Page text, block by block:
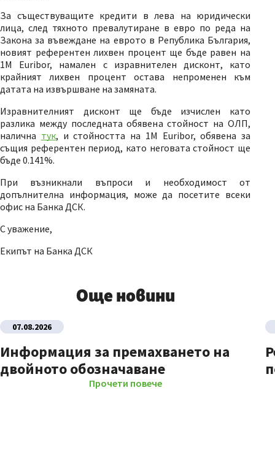
За съществуващите кредити в лева на юридически
лица, след тяхното превалутиране в евро по реда на
Закона за въвеждане на еврото в Република България,
новият референтен лихвен процент ще бъде равен на
1М Euribor, намален с изравнителен дисконт, като
крайният лихвен процент остава непроменен към
датата на извършване на замяната.
Изравнителният дисконт ще бъде изчислен като
разлика между последната обявена стойност на ОЛП,
налична тук, и стойността на 1M Euribor, обявена за
същия референтен период, като неговата стойност ще
бъде 0.141%.
При възникнали въпроси и необходимост от
допълнителна информация, може да посетите всеки
офис на Банка ДСК.
С уважение,
Екипът на Банка ДСК
Още новини
07.08.2026
Информация за премахването на
двойното обозначаване
Прочети повече